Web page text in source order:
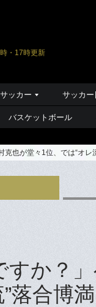
・17時更新
ッカー サッカ
バスケットボール
也が堂々1位、では“オレ
か？
落合博